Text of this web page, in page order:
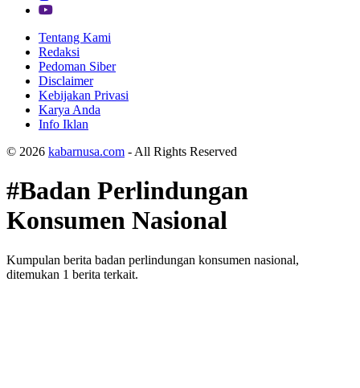
Tentang Kami
Redaksi
Pedoman Siber
Disclaimer
Kebijakan Privasi
Karya Anda
Info Iklan
© 2026 kabarnusa.com - All Rights Reserved
#Badan Perlindungan
Konsumen Nasional
Kumpulan berita badan perlindungan konsumen nasional,
ditemukan 1 berita terkait.